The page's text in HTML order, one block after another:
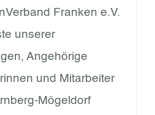
Franken e.V.
unserer
Angehörige
und Mitarbeiter
Mögeldorf